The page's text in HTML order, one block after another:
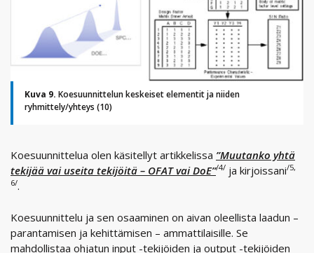
Kuva 9. Koesuunnittelun keskeiset elementit ja niiden
ryhmittely/yhteys (10)
Koesuunnittelua olen käsitellyt artikkelissa ”Muutanko yhtä
tekijää vai useita tekijöitä – OFAT vai DoE”/4/ ja kirjoissani/5,
6/.
Koesuunnittelu ja sen osaaminen on aivan oleellista laadun –
parantamisen ja kehittämisen – ammattilaisille. Se
mahdollistaa ohjatun input -tekijöiden ja output -tekijöiden